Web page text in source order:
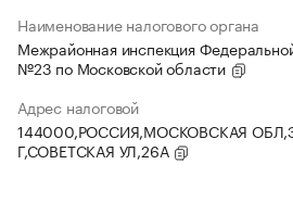
Наименование налогового органа
Межрайонная инспекция
№23 по Московской области
Адрес налоговой
144000,РОССИЯ,МОСКОВСКАЯ
Г,СОВЕТСКАЯ УЛ,26А